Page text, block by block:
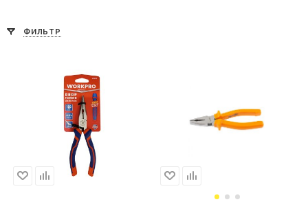
ФИЛЬТР